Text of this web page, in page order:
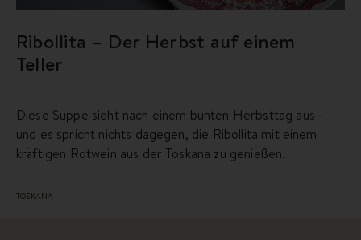
Ribollita – Der Herbst auf einem
Teller
Diese Suppe sieht nach einem bunten Herbsttag aus -
und es spricht nichts dagegen, die Ribollita mit einem
kräftigen Rotwein aus der Toskana zu genießen.
TOSKANA